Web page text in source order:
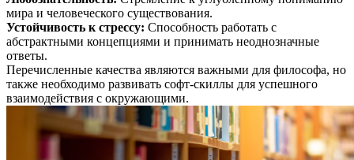
мира и человеческого существования.
Устойчивость к стрессу: Способность работать с
абстрактными концепциями и принимать неоднозначные
ответы.
Перечисленные качества являются важными для философа, но
также необходимо развивать софт-скиллы для успешного
взаимодействия с окружающими.